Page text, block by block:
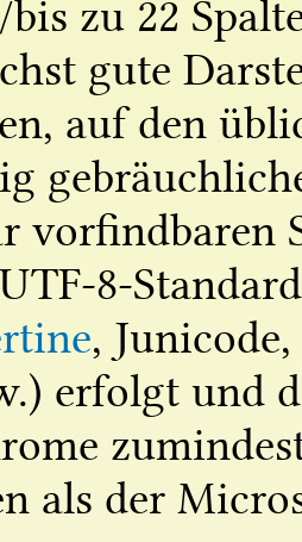
bis zu 22
gute
auf den
vorfindbaren
8-
,
erfolgt und
als der